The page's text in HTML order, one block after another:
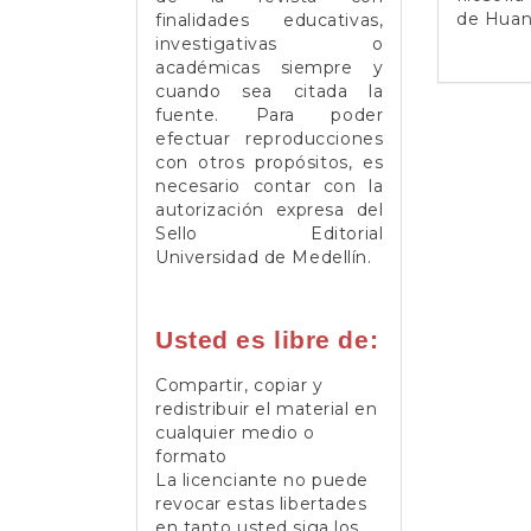
finalidades educativas,
investigativas o
académicas siempre y
cuando sea citada la
fuente. Para poder
efectuar reproducciones
con otros propósitos, es
necesario contar con la
autorización expresa del
Sello Editorial
Universidad de Medellín.
Usted es libre de:
Compartir, copiar y
redistribuir el material en
cualquier medio o
formato
La licenciante no puede
revocar estas libertades
de